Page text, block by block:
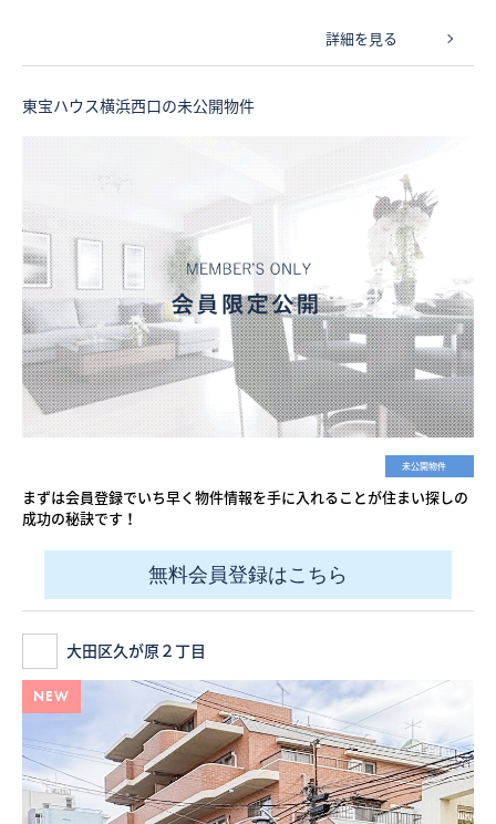
詳細を見る
東宝ハウス横浜西口の未公開物件
未公開物件
まずは会員登録でいち早く物件情報を手に入れることが住まい探しの
成功の秘訣です！
無料会員登録はこちら
大田区久が原２丁目
NEW